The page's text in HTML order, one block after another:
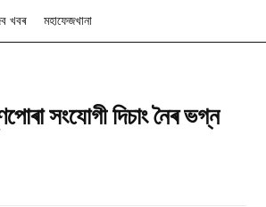
খবৰ মহাফেজখানা
সংযোগী দিচাং নৈৰ ভগ্ন